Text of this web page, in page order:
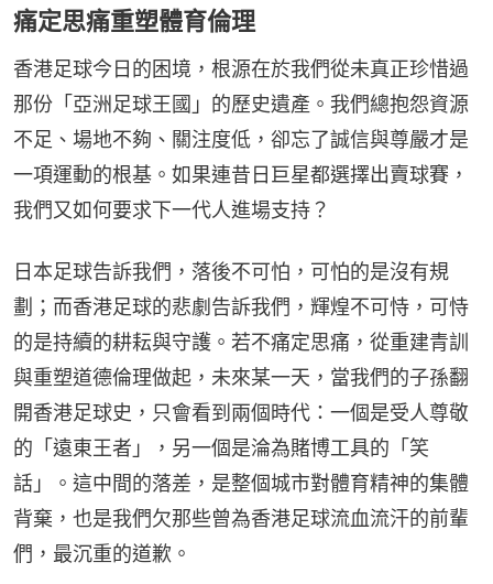
痛定思痛重塑體育倫理
香港足球今日的困境，根源在於我們從未真正珍惜過
那份「亞洲足球王國」的歷史遺產。我們總抱怨資源
不足、場地不夠、關注度低，卻忘了誠信與尊嚴才是
一項運動的根基。如果連昔日巨星都選擇出賣球賽，
我們又如何要求下一代人進場支持？
日本足球告訴我們，落後不可怕，可怕的是沒有規
劃；而香港足球的悲劇告訴我們，輝煌不可恃，可恃
的是持續的耕耘與守護。若不痛定思痛，從重建青訓
與重塑道德倫理做起，未來某一天，當我們的子孫翻
開香港足球史，只會看到兩個時代：一個是受人尊敬
的「遠東王者」，另一個是淪為賭博工具的「笑
話」。這中間的落差，是整個城市對體育精神的集體
背棄，也是我們欠那些曾為香港足球流血流汗的前輩
們，最沉重的道歉。